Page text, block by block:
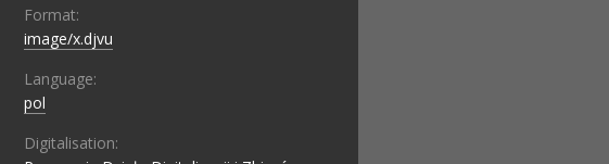
Format:
image/x.djvu
Language:
pol
Digitalisation: